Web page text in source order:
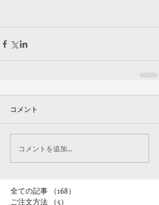
コメント
コメントを追加…
全ての記事 （168）
ご注文方法
（5）